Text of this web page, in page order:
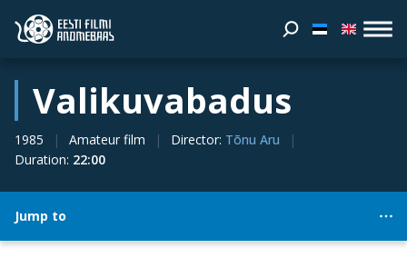
Valikuvabadus
1985 Amateur film Director: Tõnu Aru
Duration: 22:00
Jump to